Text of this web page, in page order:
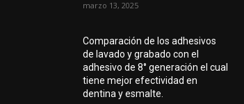
marzo 13, 2025
Comparación de los adhesivos
de lavado y grabado con el
adhesivo de 8° generación el cual
tiene mejor efectividad en
dentina y esmalte.